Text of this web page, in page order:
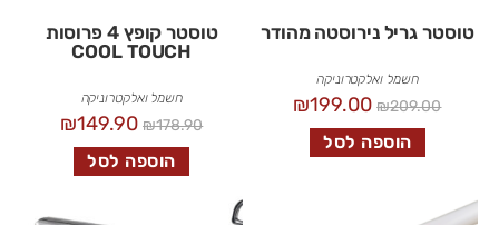
טוסטר גריל נירוסטה מהודר
חשמל ואלקטרוניקה
₪209.00
₪199.00
הוספה לסל
טוסטר קופץ 4 פרוסות
COOL TOUCH
חשמל ואלקטרוניקה
₪178.90
₪149.90
הוספה לסל